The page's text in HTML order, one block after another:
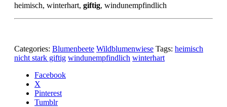
heimisch, winterhart, giftig, windunempfindlich
Categories: Blumenbeete Wildblumenwiese Tags: heimisch
nicht stark giftig windunempfindlich winterhart
Facebook
X
Pinterest
Tumblr